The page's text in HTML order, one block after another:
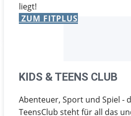
liegt!
ZUM FITPLUS
KIDS & TEENS CLUB
Abenteuer, Sport und Spiel -
TeensClub steht für all das